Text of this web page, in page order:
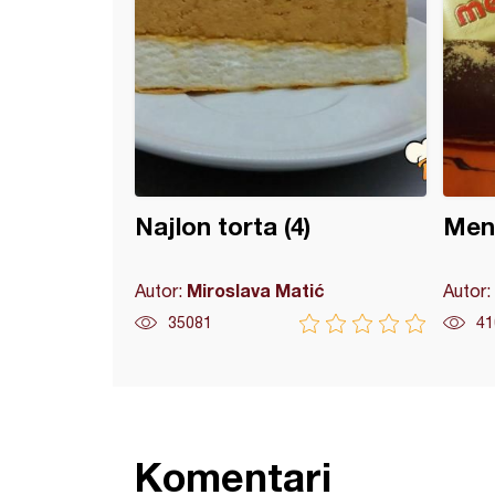
Najlon torta (4)
Autor: Miroslava Matić
35081
Autor:
Komentari